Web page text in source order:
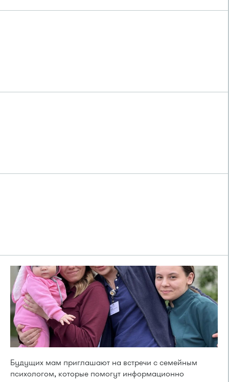
Будущих мам приглашают на встречи с семейным
психологом, которые помогут информационно